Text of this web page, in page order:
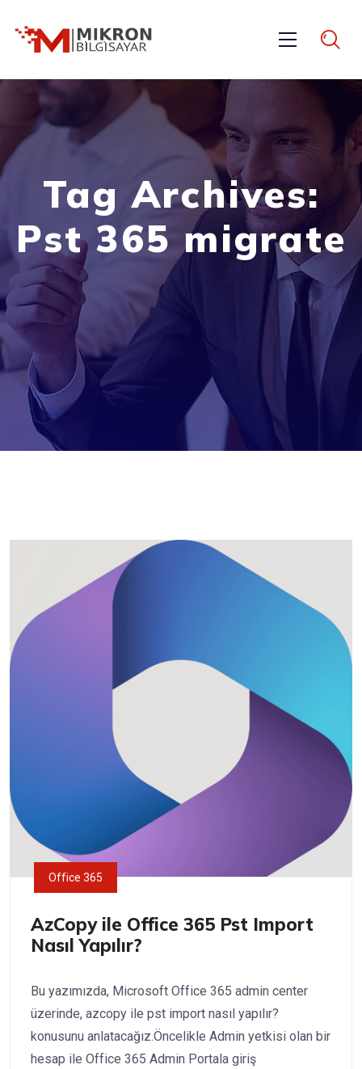
Tag Archives:
Pst 365 migrate
Office 365
AzCopy ile Office 365 Pst Import
Nasıl Yapılır?
Bu yazımızda, Microsoft Office 365 admin center
üzerinde, azcopy ile pst import nasıl yapılır?
konusunu anlatacağız.Öncelikle Admin yetkisi olan bir
hesap ile Office 365 Admin Portala giriş